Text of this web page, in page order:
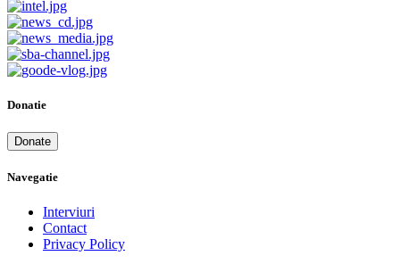
Donatie
Donate
Navegatie
Interviuri
Contact
Privacy Policy